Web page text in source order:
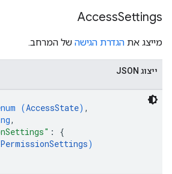
AccessSettings
מייצג את הגדרת הגישה של המרחב.
ייצוג JSON
(AccessState) ,
,
: {
)